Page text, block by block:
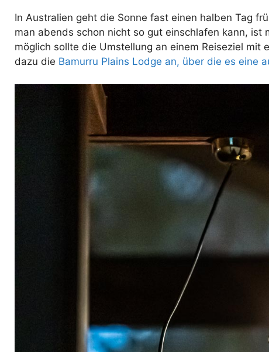
In Australien geht die Sonne fast einen halben Tag
man abends schon nicht so gut einschlafen kann,
möglich sollte die Umstellung an einem Reiseziel
dazu die Bamurru Plains Lodge an, über die es eine